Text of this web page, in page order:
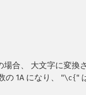
場合、 大文字に変換
の 1A になり、 "\c{"